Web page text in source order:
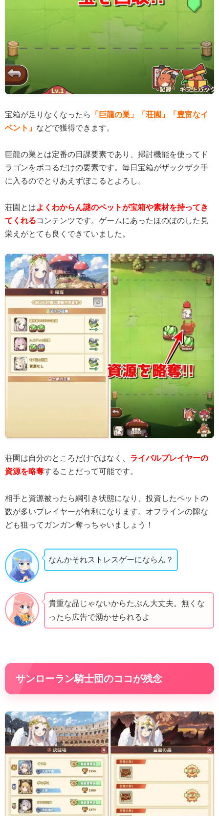
宝箱が足りなくなったら
「巨龍の巣」「荘園」「豊富なイ
ベント」 などで獲得できます。
巨龍の巣とは定番の日課要素であり、掃討機能を使ってド
ラゴンをボコるだけの要素です。毎日宝箱がザックザク手
に入るのでとりあえずぼこるとよろし。
荘園とはよくわからん謎のペットが宝箱や素材を持ってき
てくれるコンテンツです。ゲームにあったほのぼのした見
栄えがとても良くできていました。
荘園は自分のところだけではなく、 ライバルプレイヤーの
資源を略奪することだって可能です。
相手と資源被ったら綱引き状態になり、投資したペットの
数が多いプレイヤーが有利になります。オフラインの隙な
ども狙ってガンガン奪っちゃいましょう！
なんかそれストレスゲーにならん？
貴重な品じゃないからたぶん大丈夫。無くな
ったら広告で湧かせられるよ
サンローラン騎士団のココが残念